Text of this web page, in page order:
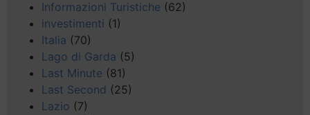
Informazioni Turistiche (62)
investimenti (1)
Italia (70)
Lago di Garda (5)
Last Minute (81)
Last Second (25)
Lazio (7)